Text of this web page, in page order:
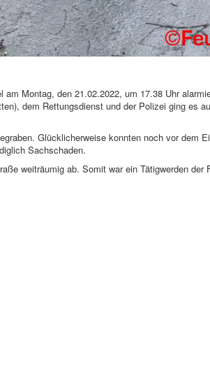
Montag, den 21.02.2022, um 17.38 Uhr
dem Rettungsdienst und der Polizei ging es
Glücklicherweise konnten noch vor dem
Sachschaden.
weiträumig ab. Somit war ein Tätigwerden der